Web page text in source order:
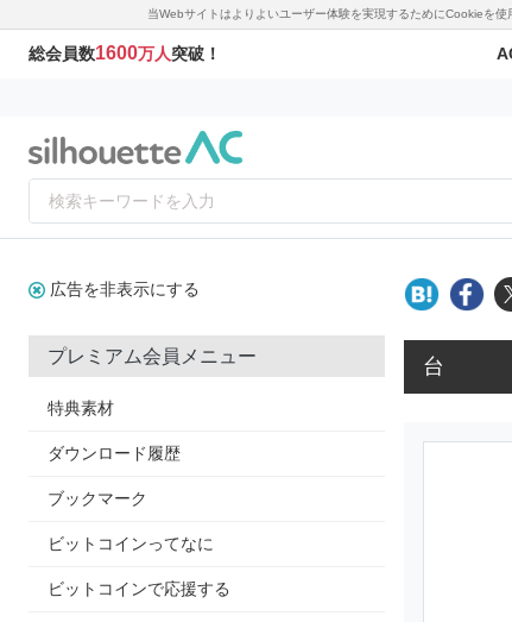
当Webサイトはよりよいユーザー体験を実現するためにCookieを
総会員数1600万人突破！
広告を非表示にする
プレミアム会員メニュー
特典素材
ダウンロード履歴
ブックマーク
ビットコインってなに
ビットコインで応援する
台